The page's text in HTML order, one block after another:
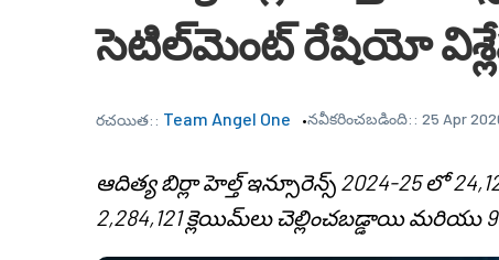
సెటిల్‌మెంట్ రేషియో
రచయిత:: Team Angel One నవీకరించబడింది:: 25 Apr
ఆదిత్య బిర్లా హెల్త్ ఇన్సూరెన్స్ 2024-25 లో
2,284,121 క్లెయిమ్‌లు చెల్లించబడ్డాయి మరియు